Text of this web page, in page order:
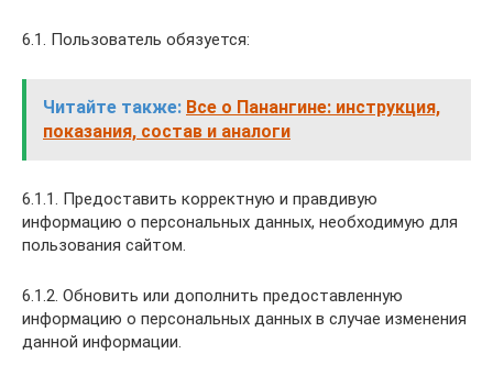
6.1. Пользователь обязуется:
Читайте также: Все о Панангине: инструкция,
показания, состав и аналоги
6.1.1. Предоставить корректную и правдивую
информацию о персональных данных, необходимую для
пользования сайтом.
6.1.2. Обновить или дополнить предоставленную
информацию о персональных данных в случае изменения
данной информации.